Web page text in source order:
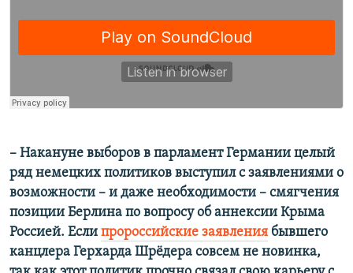
– Накануне выборов в парламент Германии целый
ряд немецких политиков выступил с заявлениями о
возможности – и даже необходимости – смягчения
позиции Берлина по вопросу об аннексии Крыма
Россией. Если пророссийские заявления бывшего
канцлера Герхарда Шрёдера совсем не новинка,